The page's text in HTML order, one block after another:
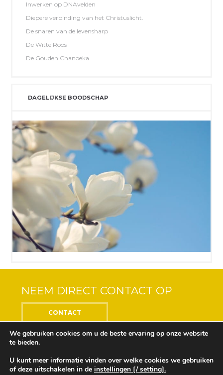
Inwerken op DNAvelden
Diepere verbinding van het Christuslicht.
De snaren van de levensharp
De Witte Roos
De Gouden Chanoeka
DAGELIJKSE BOODSCHAP
NEEM DIRECT CONTACT OP
CONTACT
Center of the Soul © 2018 Alle rechten voorbehouden
Ontwikkeling en ontwerp doorDesign Depot
We gebruiken cookies om u de beste ervaring op onze website
te bieden.
U kunt meer informatie vinden over welke cookies we gebruiken
of deze uitschakelen in de instellingen [/ setting].